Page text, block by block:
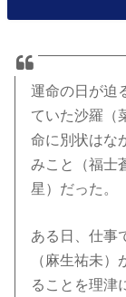
運命の日が迫
ていた沙羅（
命に別状はな
みこと（福士
星）だった。
ある日、仕事
（麻生祐未
ることを理津